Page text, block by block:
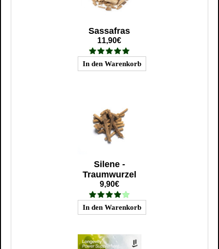
Sassafras
11,90€
Silene -
Traumwurzel
9,90€